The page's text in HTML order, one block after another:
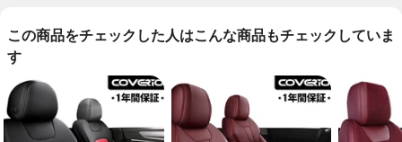
この商品をチェックした人はこんな商品もチェックしていま
す